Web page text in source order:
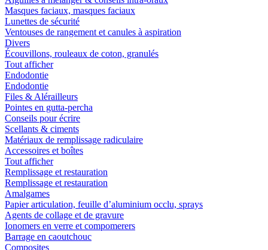
Masques faciaux, masques faciaux
Lunettes de sécurité
Ventouses de rangement et canules à aspiration
Divers
Écouvillons, rouleaux de coton, granulés
Tout afficher
Endodontie
Endodontie
Files & Alérailleurs
Pointes en gutta-percha
Conseils pour écrire
Scellants & ciments
Matériaux de remplissage radiculaire
Accessoires et boîtes
Tout afficher
Remplissage et restauration
Remplissage et restauration
Amalgames
Papier articulation, feuille d’aluminium occlu, sprays
Agents de collage et de gravure
Ionomers en verre et compomerers
Barrage en caoutchouc
Composites